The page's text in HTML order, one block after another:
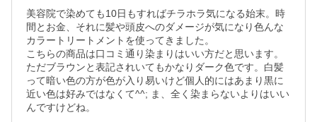
美容院で染めても10日もすればチラホラ気になる始末。時
間とお金、それに髪や頭皮へのダメージが気になり色んな
カラートリートメントを使ってきました。
こちらの商品は口コミ通り染まりはいい方だと思います。
ただブラウンと表記されいてもかなりダーク色です。白髪
って暗い色の方が色が入り易いけど個人的にはあまり黒に
近い色は好みではなくて^^; ま、全く染まらないよりはいい
んですけどね。